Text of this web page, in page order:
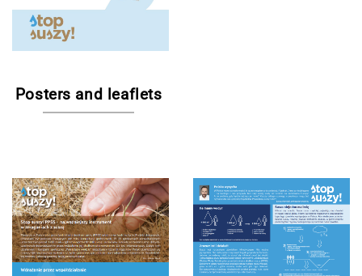
Posters and leaflets